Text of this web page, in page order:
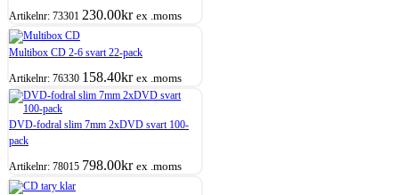
Artikelnr: 73301 230.00kr ex .moms
Multibox CD 2-6 svart 22-pack
Artikelnr: 76330 158.40kr ex .moms
DVD-fodral slim 7mm 2xDVD svart 100-
pack
Artikelnr: 78015 798.00kr ex .moms